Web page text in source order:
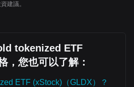
建議。
tokenized ETF
，您也可以了解：
ETF (xStock)（GLDX）？